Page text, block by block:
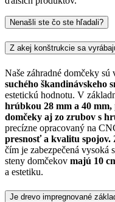
Nenašli ste čo ste hľadali?
Z akej konštrukcie sa
Naše záhradné domčeky
suchého škandinávskeho
estetickú hodnotu. V
hrúbkou 28 mm a 40 mm,
domčeky aj zo zrubov s
precízne opracovaný na
presnosť a kvalitu spojov.
čím je zabezpečená vysoká
steny domčekov majú 10
a estetiku.
Je drevo impregnované